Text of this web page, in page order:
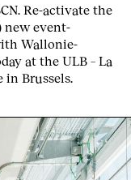
Re-activate the
new event-
Wallonie-
at the ULB – La
in Brussels.